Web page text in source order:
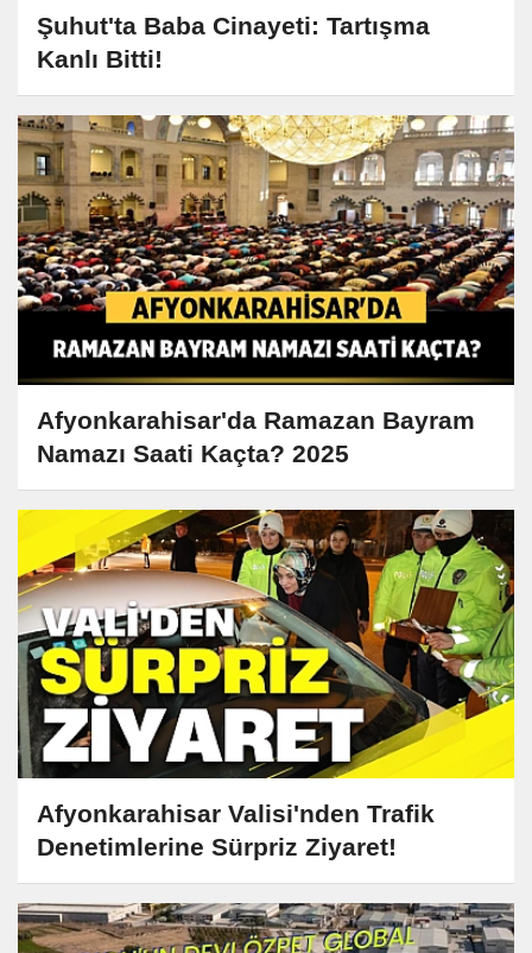
Şuhut'ta Baba Cinayeti: Tartışma
Kanlı Bitti!
Afyonkarahisar'da Ramazan Bayram
Namazı Saati Kaçta? 2025
Afyonkarahisar Valisi'nden Trafik
Denetimlerine Sürpriz Ziyaret!